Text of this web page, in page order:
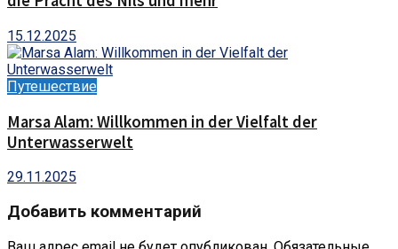
15.12.2025
Путешествие
Marsa Alam: Willkommen in der Vielfalt der
Unterwasserwelt
29.11.2025
Добавить комментарий